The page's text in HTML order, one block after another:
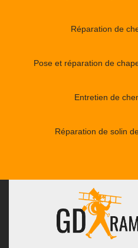
Réparation de
Pose et réparation de
Entretien de
Réparation de solin